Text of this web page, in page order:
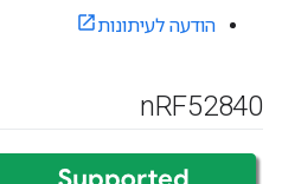
הודעה לעיתונות
nRF52840